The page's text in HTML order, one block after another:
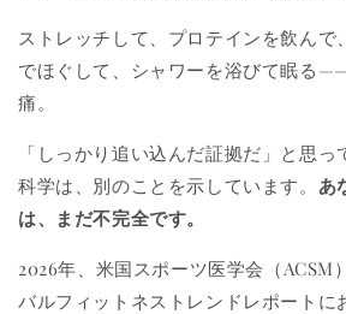
ストレッチして、プロテインを飲んで
でほぐして、シャワーを浴びて眠る
痛。
「しっかり追い込んだ証拠だ」と思
科学は、別のことを示しています。 あ
は、まだ不完全です。
2026年、米国スポーツ医学会（ACSM
バルフィットネストレンドレポートに